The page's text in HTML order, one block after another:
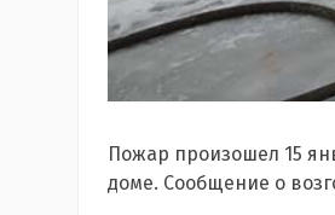
Пожар произошел 15
доме. Сообщение о